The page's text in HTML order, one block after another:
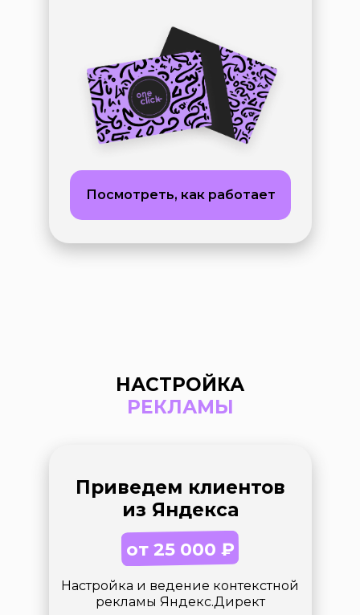
Посмотреть, как работает
НАСТРОЙКА
РЕКЛАМЫ
Приведем клиентов
из Яндекса
Настройка и ведение контекстной
рекламы Яндекс.Директ
от 25 000 ₽